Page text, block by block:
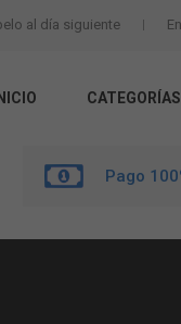
al día siguiente
INICIO CATEGORÍAS
Pago